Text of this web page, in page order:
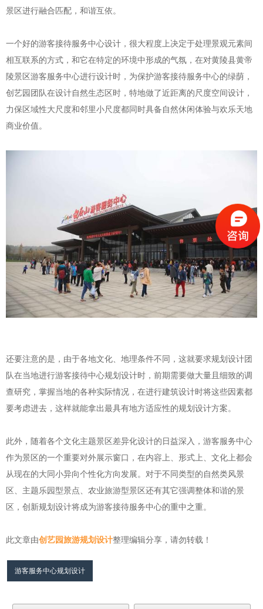
景区进行融合匹配，和谐互依。
一个好的游客接待服务中心设计，很大程度上决定于处理景观元素间
相互联系的方式，和它在特定的环境中形成的气氛，在对黄陵县黄帝
陵景区游客服务中心进行设计时，为保护游客接待服务中心的绿荫，
创艺园团队在设计自然生态区时，特地做了近距离的尺度空间设计，
力保区域性大尺度和邻里小尺度都同时具备自然休闲体验与欢乐天地
商业价值。
还要注意的是，由于各地文化、地理条件不同，这就要求规划设计团
队在当地进行游客接待中心规划设计时，前期需要做大量且细致的调
查研究，掌握当地的各种实际情况，在进行建筑设计时将这些因素都
要考虑进去，这样就能拿出最具有地方适应性的规划设计方案。
此外，随着各个文化主题景区差异化设计的日益深入，游客服务中心
作为景区的一个重要对外展示窗口，在内容上、形式上、文化上都会
从现在的大同小异向个性化方向发展。对于不同类型的自然类风景
区、主题乐园型景点、农业旅游型景区还有其它强调整体和谐的景
区，创新规划设计将成为游客接待服务中心的重中之重。
此文章由创艺园旅游规划设计整理编辑分享，请勿转载！
游客服务中心规划设计